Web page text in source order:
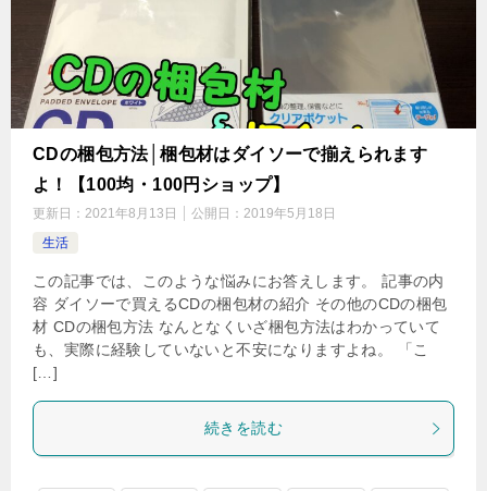
CDの梱包方法│梱包材はダイソーで揃えられます
よ！【100均・100円ショップ】
更新日： 2021年8月13日 公開日： 2019年5月18日
生活
この記事では、このような悩みにお答えします。 記事の内
容 ダイソーで買えるCDの梱包材の紹介 その他のCDの梱包
材 CDの梱包方法 なんとなくいざ梱包方法はわかっていて
も、実際に経験していないと不安になりますよね。 「こ
[…]
続きを読む